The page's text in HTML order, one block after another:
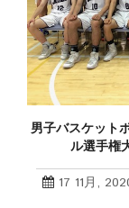
男子バスケット
ル選手権
17 11月,